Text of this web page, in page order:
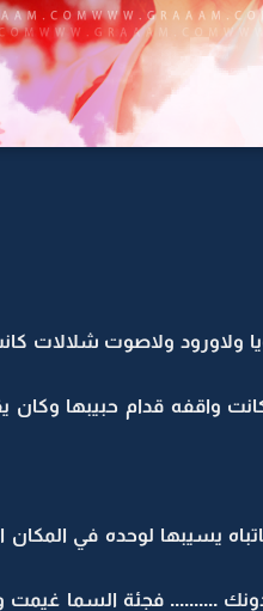
ولاورود ولاصوت
واقفه قدام حبيبها وكان
يسيبها لوحده في
دونك .......... فجئة السما